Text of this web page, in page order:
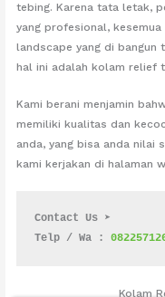
tebing. Karena tata letak,
yang profesional,
landscape yang di bangun
hal ini adalah kolam relief
Kami berani menjamin
memiliki kualitas dan
anda, yang bisa anda nilai
kami kerjakan di halaman
Contact Us ➤
Telp / Wa :
Kolam